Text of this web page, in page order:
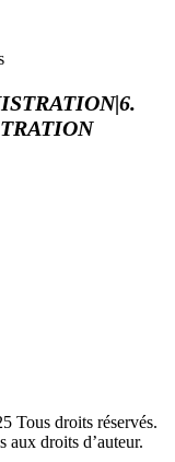
droits réservés.
aux droits d’auteur.